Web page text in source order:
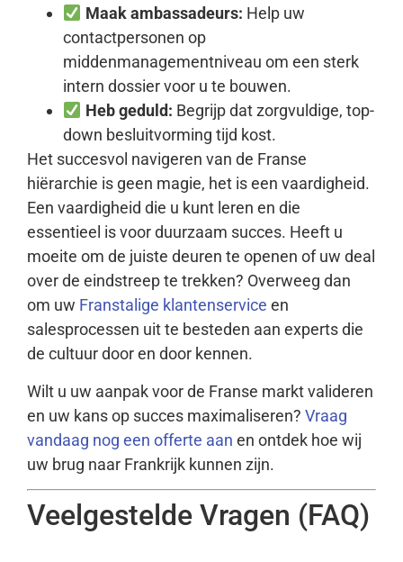
Maak ambassadeurs: Help uw
contactpersonen op
middenmanagementniveau om een sterk
intern dossier voor u te bouwen.
Heb geduld: Begrijp dat zorgvuldige, top-
down besluitvorming tijd kost.
Het succesvol navigeren van de Franse
hiërarchie is geen magie, het is een vaardigheid.
Een vaardigheid die u kunt leren en die
essentieel is voor duurzaam succes. Heeft u
moeite om de juiste deuren te openen of uw deal
over de eindstreep te trekken? Overweeg dan
om uw Franstalige klantenservice en
salesprocessen uit te besteden aan experts die
de cultuur door en door kennen.
Wilt u uw aanpak voor de Franse markt valideren
en uw kans op succes maximaliseren? Vraag
vandaag nog een offerte aan en ontdek hoe wij
uw brug naar Frankrijk kunnen zijn.
Veelgestelde Vragen (FAQ)